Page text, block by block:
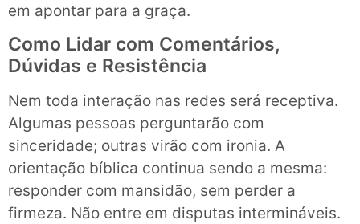
em apontar para a graça.
Como Lidar com Comentários,
Dúvidas e Resistência
Nem toda interação nas redes será receptiva.
Algumas pessoas perguntarão com
sinceridade; outras virão com ironia. A
orientação bíblica continua sendo a mesma:
responder com mansidão, sem perder a
firmeza. Não entre em disputas intermináveis.